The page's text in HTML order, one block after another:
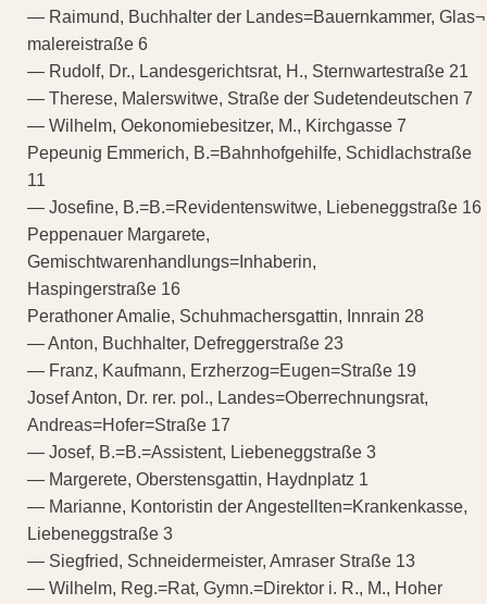
— Raimund, Buchhalter der Landes=Bauernkammer, Glas¬
malereistraße 6
— Rudolf, Dr., Landesgerichtsrat, H., Sternwartestraße 21
— Therese, Malerswitwe, Straße der Sudetendeutschen 7
— Wilhelm, Oekonomiebesitzer, M., Kirchgasse 7
Pepeunig Emmerich, B.=Bahnhofgehilfe, Schidlachstraße
11
— Josefine, B.=B.=Revidentenswitwe, Liebeneggstraße 16
Peppenauer Margarete,
Gemischtwarenhandlungs=Inhaberin,
Haspingerstraße 16
Perathoner Amalie, Schuhmachersgattin, Innrain 28
— Anton, Buchhalter, Defreggerstraße 23
— Franz, Kaufmann, Erzherzog=Eugen=Straße 19
Josef Anton, Dr. rer. pol., Landes=Oberrechnungsrat,
Andreas=Hofer=Straße 17
— Josef, B.=B.=Assistent, Liebeneggstraße 3
— Margerete, Oberstensgattin, Haydnplatz 1
— Marianne, Kontoristin der Angestellten=Krankenkasse,
Liebeneggstraße 3
— Siegfried, Schneidermeister, Amraser Straße 13
— Wilhelm, Reg.=Rat, Gymn.=Direktor i. R., M., Hoher